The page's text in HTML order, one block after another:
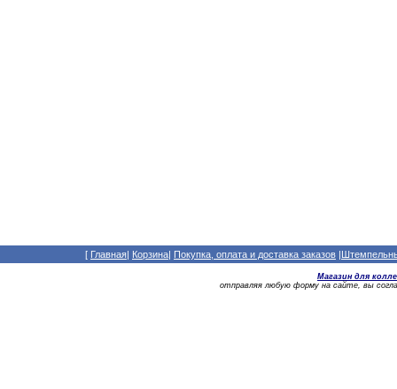
[ Главная| Корзина| Покупка, оплата и доставка заказов |
Магазин для
отправляя любую форму на сайте, вы